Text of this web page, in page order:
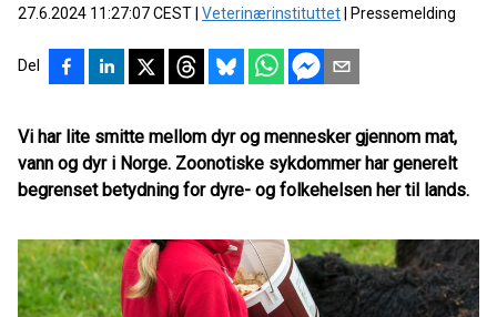
27.6.2024 11:27:07 CEST Veterinærinstituttet Pressemelding
Del
Vi har lite smitte mellom dyr og mennesker gjennom mat,
vann og dyr i Norge. Zoonotiske sykdommer har generelt
begrenset betydning for dyre- og folkehelsen her til lands.